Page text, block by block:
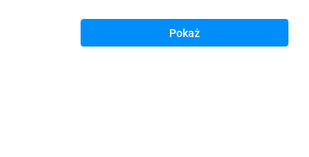
Pokaż